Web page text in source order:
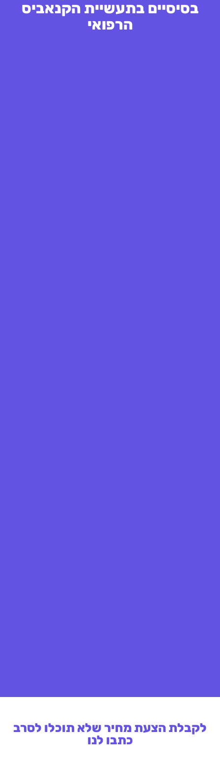
בסיסיים בתעשיית הקנאביס
הרפואי
לקבלת הצעת מחיר שלא תוכלו לסרב
כתבו לנו